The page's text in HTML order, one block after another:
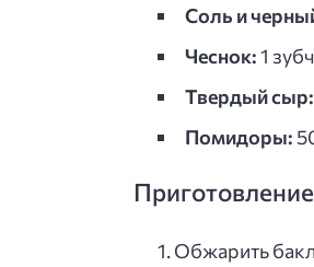
Соль и
Чеснок:1
Твердый сыр:
Помидоры:
Приготовление
Обжарить